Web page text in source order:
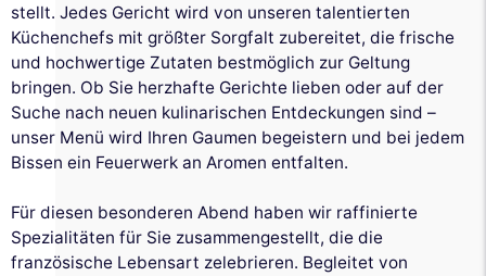
stellt. Jedes Gericht wird von unseren talentierten
Küchenchefs mit größter Sorgfalt zubereitet, die frische
und hochwertige Zutaten bestmöglich zur Geltung
bringen. Ob Sie herzhafte Gerichte lieben oder auf der
Suche nach neuen kulinarischen Entdeckungen sind –
unser Menü wird Ihren Gaumen begeistern und bei jedem
Bissen ein Feuerwerk an Aromen entfalten.
Für diesen besonderen Abend haben wir raffinierte
Spezialitäten für Sie zusammengestellt, die die
französische Lebensart zelebrieren. Begleitet von